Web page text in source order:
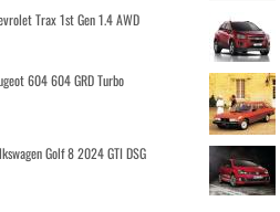
Trax 1st Gen 1.4 AWD
604 604 GRD Turbo
Golf 8 2024 GTI DSG